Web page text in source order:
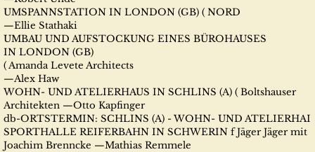
UMSPANNSTATION IN LONDON (GB) ( NORD
—Ellie Stathaki
UMBAU UND AUFSTOCKUNG EINES BÜROHAUSES
IN LONDON (GB)
( Amanda Levete Architects
—Alex Haw
WOHN- UND ATELIERHAUS IN SCHLINS (A) ( Boltshauser
Architekten —Otto Kapfinger
db-ORTSTERMIN: SCHLINS (A) - WOHN- UND ATELIERHAI
SPORTHALLE REIFERBAHN IN SCHWERIN f Jäger Jäger mit
Joachim Brenncke —Mathias Remmele